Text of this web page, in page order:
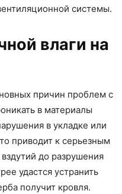
системы.
влаги на
причин проблем с
в материалы
в укладке или
приводит к серьезным
до разрушения
удастся устранить
получит кровля.